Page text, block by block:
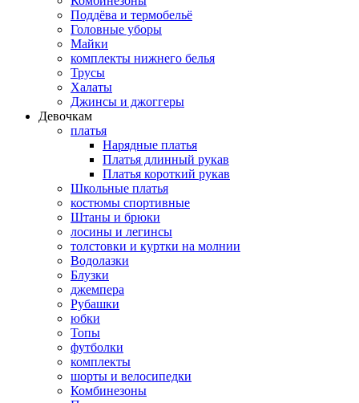
Поддёва и термобельё
Головные уборы
Майки
комплекты нижнего белья
Трусы
Халаты
Джинсы и джоггеры
Девочкам
платья
Нарядные платья
Платья длинный рукав
Платья короткий рукав
Школьные платья
костюмы спортивные
Штаны и брюки
лосины и легинсы
толстовки и куртки на молнии
Водолазки
Блузки
джемпера
Рубашки
юбки
Топы
футболки
комплекты
шорты и велосипедки
Комбинезоны